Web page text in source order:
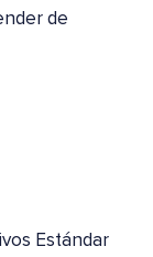
de
Estándar